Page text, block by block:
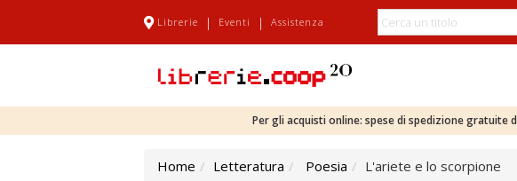
Librerie | Eventi | Assistenza
Per gli acquisti online: spese di spedizione gratuite
Home Letteratura Poesia L'ariete e lo scorpione